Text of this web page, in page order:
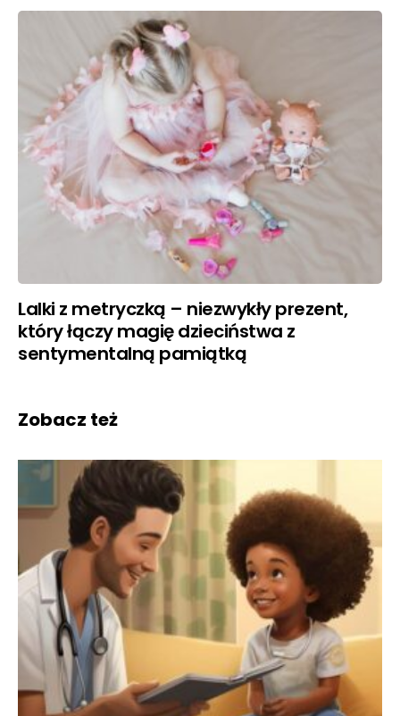
Lalki z metryczką – niezwykły prezent,
który łączy magię dzieciństwa z
sentymentalną pamiątką
Zobacz też